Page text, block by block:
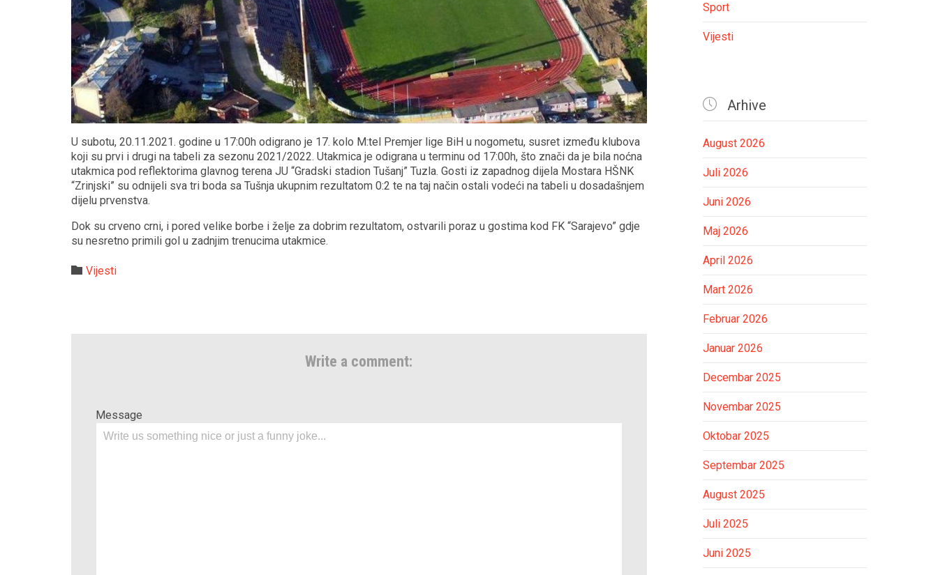
U subotu, 20.11.2021. godine u 17:00h odigrano je 17. kolo M:tel Premjer lige BiH u nogometu, susret između klubova
koji su prvi i drugi na tabeli za sezonu 2021/2022. Utakmica je odigrana u terminu od 17:00h, što znači da je bila noćna
utakmica pod reflektorima glavnog terena JU “Gradski stadion Tušanj” Tuzla. Gosti iz zapadnog dijela Mostara HŠNK
“Zrinjski” su odnijeli sva tri boda sa Tušnja ukupnim rezultatom 0:2 te na taj način ostali vodeći na tabeli u dosadašnjem
dijelu prvenstva.
Dok su crveno crni, i pored velike borbe i želje za dobrim rezultatom, ostvarili poraz u gostima kod FK “Sarajevo” gdje
su nesretno primili gol u zadnjim trenucima utakmice.
 Category
Vijesti
Write a comment:
Message
Sport
Vijesti
 Arhive
August 2026
Juli 2026
Juni 2026
Maj 2026
April 2026
Mart 2026
Februar 2026
Januar 2026
Decembar 2025
Novembar 2025
Oktobar 2025
Septembar 2025
August 2025
Juli 2025
Juni 2025